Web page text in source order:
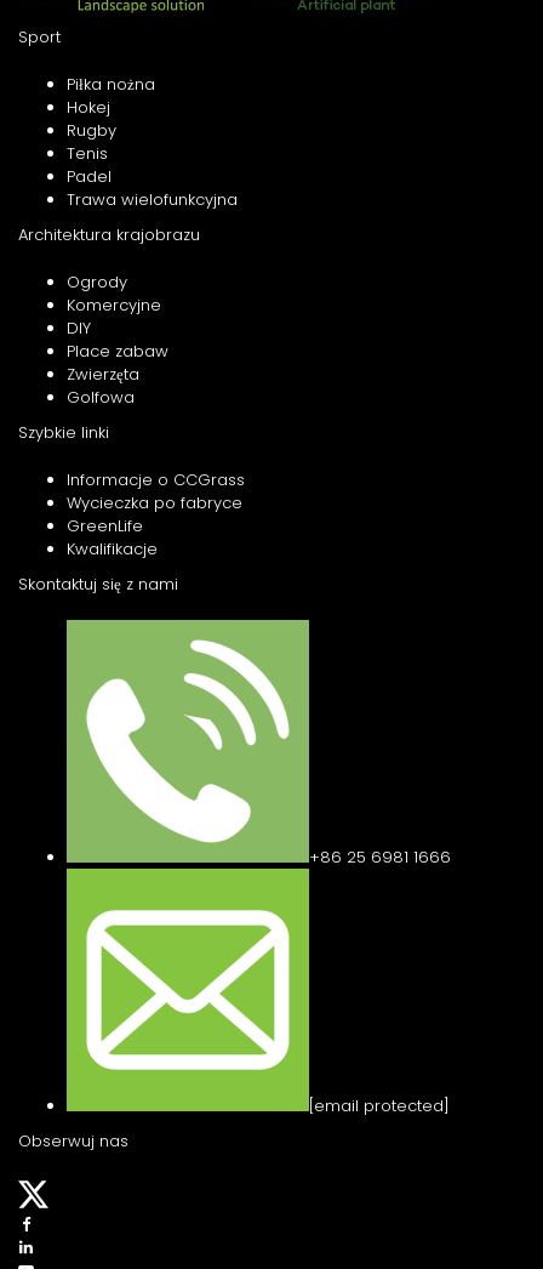
Sport
Piłka nożna
Hokej
Rugby
Tenis
Padel
Trawa wielofunkcyjna
Architektura krajobrazu
Ogrody
Komercyjne
DIY
Place zabaw
Zwierzęta
Golfowa
Szybkie linki
Informacje o CCGrass
Wycieczka po fabryce
GreenLife
Kwalifikacje
Skontaktuj się z nami
+86 25 6981 1666
[email protected]
Obserwuj nas